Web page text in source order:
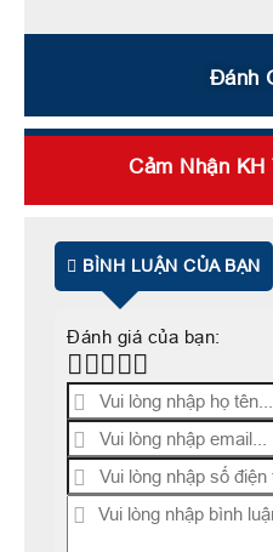
Đánh
Cảm Nhận KH
BÌNH LUẬN CỦA BẠN
Đánh giá của bạn: